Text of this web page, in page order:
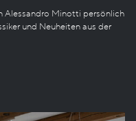
Alessandro Minotti persönlich
und Neuheiten aus der